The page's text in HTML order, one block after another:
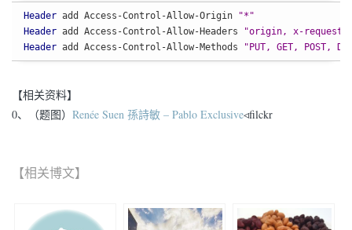
Header add Access-Control-Allow-Origin
"*"
Header add Access-Control-Allow-Headers
"origin, x-
Header add Access-Control-Allow-Methods "PUT, GET, POST,
【相关资料】
0、（题图） Renée Suen 孫詩敏 – Pablo Exclusive◃filckr
【相关博文】